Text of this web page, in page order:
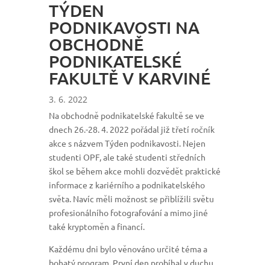
TÝDEN
PODNIKAVOSTI NA
OBCHODNĚ
PODNIKATELSKÉ
FAKULTĚ V KARVINÉ
3. 6. 2022
Na obchodně podnikatelské fakultě se ve
dnech 26.-28. 4. 2022 pořádal již třetí ročník
akce s názvem Týden podnikavosti. Nejen
studenti OPF, ale také studenti středních
škol se během akce mohli dozvědět praktické
informace z kariérního a podnikatelského
světa. Navíc měli možnost se přiblížili světu
profesionálního fotografování a mimo jiné
také kryptoměn a financí.
Každému dni bylo věnováno určité téma a
bohatý program. První den probíhal v duchu